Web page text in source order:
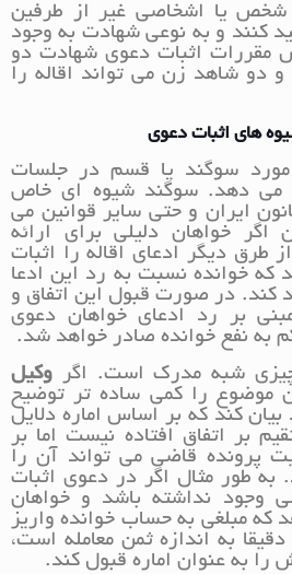
شخص یا اشخاصی غیر از طرفین
کنند و به نوعی شهادت به وجود
مقررات اثبات دعوی شهادت دو
دو شاهد زن می تواند اقاله را
های اثبات دعوی
سوگند یا قسم در جلسات
می دهد. سوگند شیوه ای خاص
ایران و حتی سایر قوانین می
خواهان دلیلی برای ارائه
طرق دیگر ادعای اقاله را اثبات
که خوانده نسبت به رد این ادعا
کند. در صورت قبول این اتفاق و
بر رد ادعای خواهان دعوی
به نفع خوانده صادر خواهد شد.
چیزی شبه مدرک است. اگر وکیل
موضوع را کمی ساده تر توضیح
کند که بر اساس اماره دلایل
بر اتفاق افتاده نیست اما بر
پرونده قاضی می تواند آن را
طور مثال اگر در دعوی اثبات
وجود نداشته باشد و خواهان
که مبلغی به حساب خوانده واریز
به اندازه ثمن معامله است،
به عنوان اماره قبول کند.